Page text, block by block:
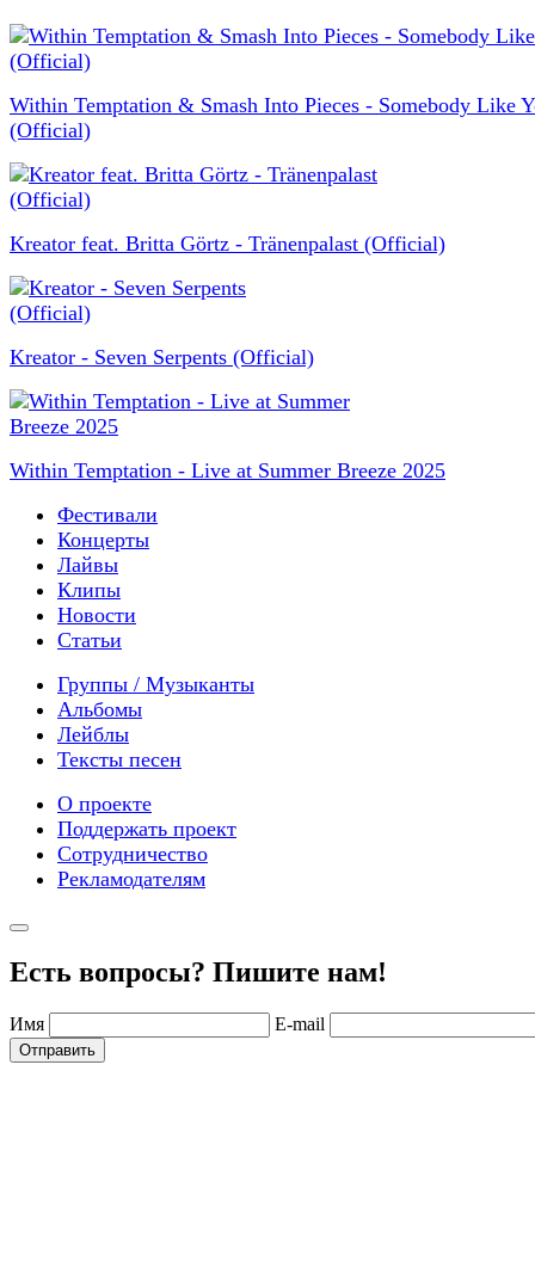
Within Temptation & Smash Into Pieces - Somebody Like
(Official)
Kreator feat. Britta Görtz - Tränenpalast (Official)
Kreator - Seven Serpents (Official)
Within Temptation - Live at Summer Breeze 2025
Фестивали
Концерты
Лайвы
Клипы
Новости
Статьи
Группы / Музыканты
Альбомы
Лейблы
Тексты песен
О проекте
Поддержать проект
Сотрудничество
Рекламодателям
Есть вопросы? Пишите нам!
Имя E-mail